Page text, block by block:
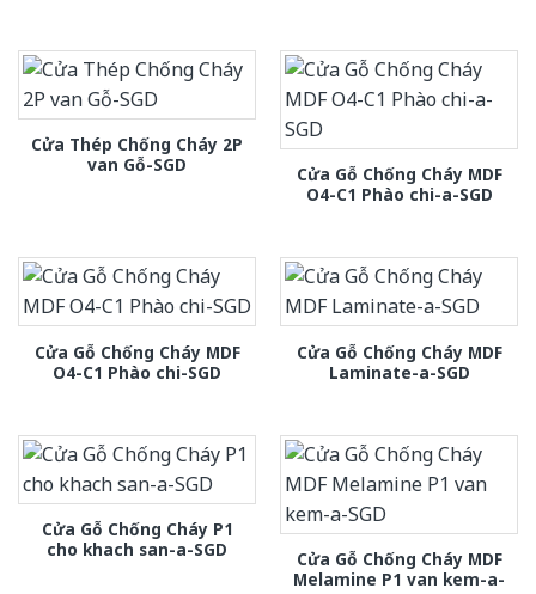
Cửa Thép Chống Cháy 2P
van Gỗ-SGD
Cửa Gỗ Chống Cháy MDF
O4-C1 Phào chi-a-SGD
Cửa Gỗ Chống Cháy MDF
O4-C1 Phào chi-SGD
Cửa Gỗ Chống Cháy MDF
Laminate-a-SGD
Cửa Gỗ Chống Cháy P1
cho khach san-a-SGD
Cửa Gỗ Chống Cháy MDF
Melamine P1 van kem-a-